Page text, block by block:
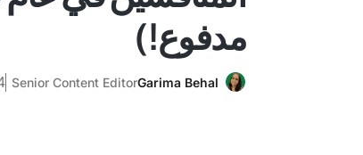
مدفوع!)
Garima Behal
Senior Content Editor
14